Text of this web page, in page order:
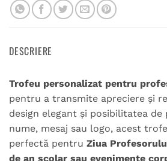
DESCRIERE
Trofeu personalizat pentru
pentru a transmite apreciere și
design elegant și posibilitatea de
nume, mesaj sau logo, acest
perfectă pentru Ziua
de an școlar sau evenimente